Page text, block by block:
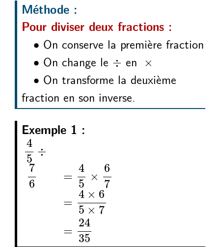
Méthode :
Pour diviser deux fractions :
∙ On conserve la première fraction
∙ On change le ÷
÷ en ×
×
∙ On transforme la deuxième
fraction en son inverse.
Exemple 1 :
4
5
÷
7
6
=
4
5
×
6
7
=
4 × 6
5 × 7
=
24
35
45÷76=4 5×